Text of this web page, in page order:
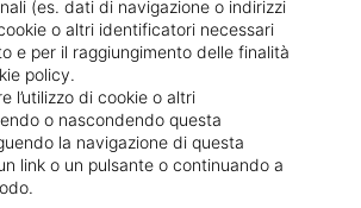
inEpilazione con cera
di Giulia
(es. dati di navigazione o indirizzi
o altri identificatori necessari
e per il raggiungimento delle finalità
policy.
l’utilizzo di cookie o altri
o nascondendo questa
la navigazione di questa
link o un pulsante o continuando a